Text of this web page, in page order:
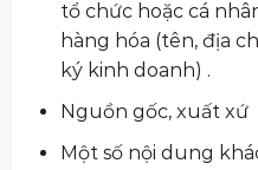
tổ chức hoặc cá
hàng hóa (tên, địa
ký kinh doanh) .
Nguồn gốc, xuất xứ
Một số nội dung